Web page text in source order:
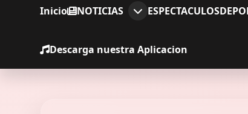
Inicio NOTICIAS ESPECTACULOS
Descarga nuestra Aplicacion